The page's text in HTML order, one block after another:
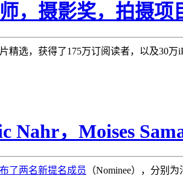
，摄影奖，拍摄项
选，获得了175万订阅读者，以及30万
Nahr，Moises
了两名新提名成员
（Nominee），分别